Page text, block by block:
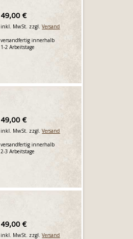
49,00 €
inkl. MwSt. zzgl.Versand
versandfertig innerhalb
1-2 Arbeitstage
49,00 €
inkl. MwSt. zzgl.Versand
versandfertig innerhalb
2-3 Arbeitstage
49,00 €
inkl. MwSt. zzgl.Versand